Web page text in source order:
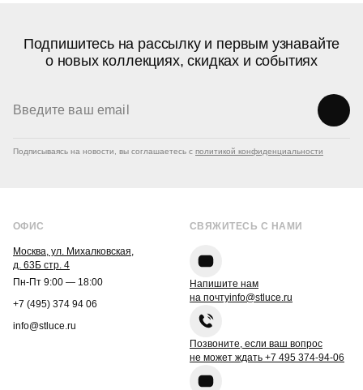
Подпишитесь на рассылку и первым узнавайте
о новых коллекциях, скидках и событиях
Подписываясь на новости, вы соглашаетесь с политикой конфиденциальности
ОФИС
Москва, ул. Михалковская,
д. 63Б стр. 4
Пн-Пт 9:00 — 18:00
+7 (495) 374 94 06
info@stluce.ru
СВЯЖИТЕСЬ С НАМИ
Напишите нам
на почтуinfo@stluce.ru
Позвоните, если ваш вопрос
не может ждать +7 495 374-94-06